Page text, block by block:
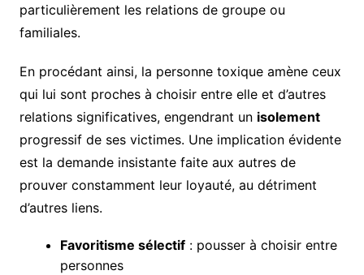
particulièrement les relations de groupe ou
familiales.
En procédant ainsi, la personne toxique amène ceux
qui lui sont proches à choisir entre elle et d’autres
relations significatives, engendrant un isolement
progressif de ses victimes. Une implication évidente
est la demande insistante faite aux autres de
prouver constamment leur loyauté, au détriment
d’autres liens.
Favoritisme sélectif: pousser à choisir entre
personnes